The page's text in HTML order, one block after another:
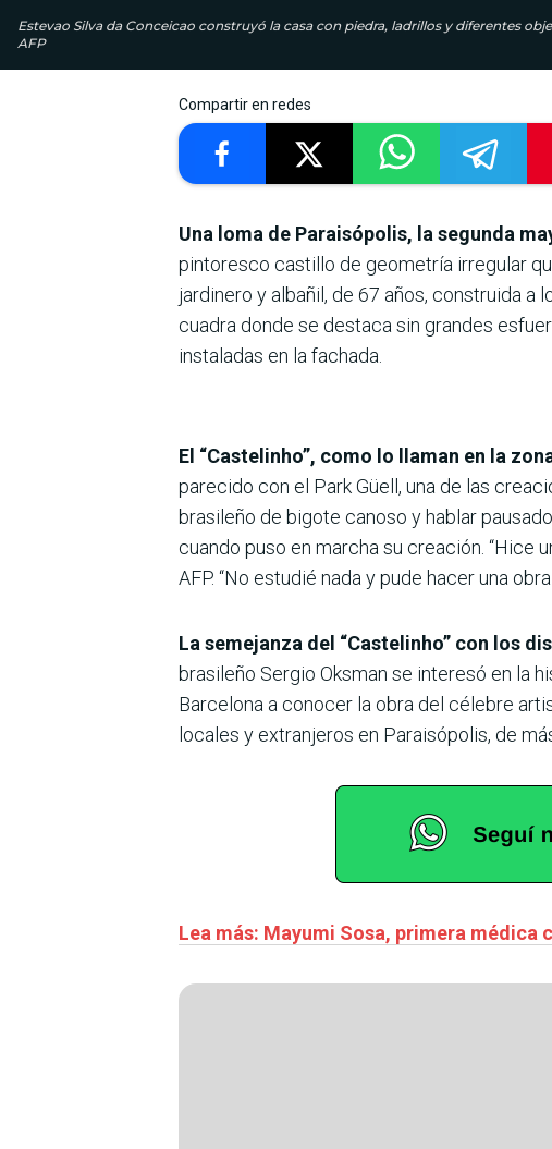
Estevao Silva da Conceicao construyó la casa con piedra, ladrillos y diferentes
AFP
Compartir en redes
Una loma de Paraisópolis, la segunda
pintoresco castillo de geometría irregular
jardinero y albañil, de 67 años, construida a
cuadra donde se destaca sin grandes
instaladas en la fachada.
El “Castelinho”, como lo llaman en la
parecido con el Park Güell, una de las
brasileño de bigote canoso y hablar
cuando puso en marcha su creación. “Hice
AFP. “No estudié nada y pude hacer una
La semejanza del “Castelinho” con los
brasileño Sergio Oksman se interesó en la
Barcelona a conocer la obra del célebre
locales y extranjeros en Paraisópolis, de
Lea más: Mayumi Sosa, primera médica